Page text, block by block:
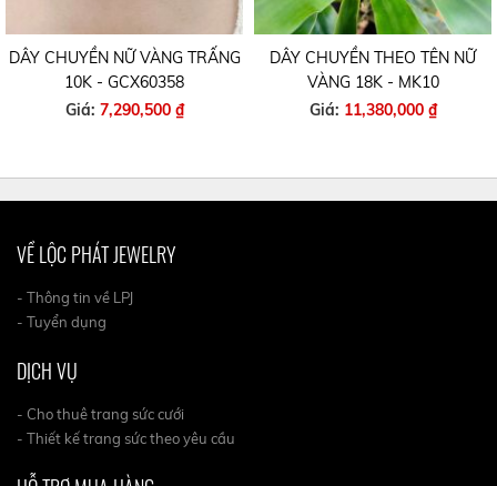
DÂY CHUYỀN NỮ VÀNG TRẤNG
10K - GCX60358
Giá: 7,290,500 ₫
DÂY CHUYỀN THEO TÊN NỮ
VÀNG 18K - MK10
Giá: 11,380,000 ₫
VỀ LỘC PHÁT JEWELRY
- Thông tin về LPJ
- Tuyển dụng
DỊCH VỤ
- Cho thuê trang sức cưới
- Thiết kế trang sức theo yêu cầu